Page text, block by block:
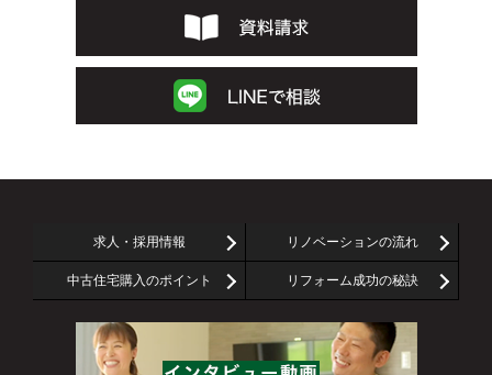
求人・採用情報 リノベーションの流れ
中古住宅購入のポイント リフォーム成功の秘訣